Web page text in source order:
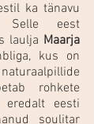
ka tänavu
Selle eest
laulja Maarja
kus on
rohkete
eredalt eesti